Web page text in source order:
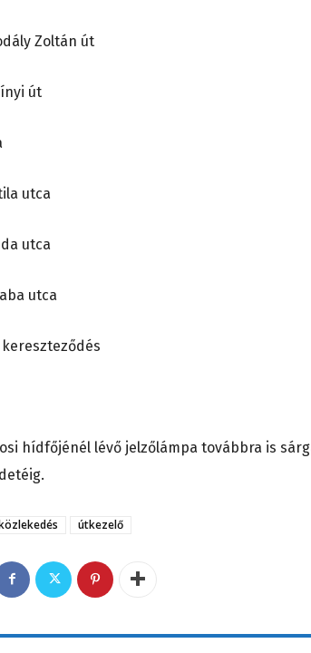
Zoltán út
út
utca
utca
utca
kereszteződés
hídfőjénél lévő jelzőlámpa továbbra is
útkezelő